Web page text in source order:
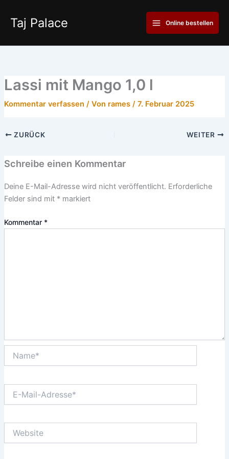
Inhalt
springen
Taj Palace
Main
Menu
Online bestellen
Lassi mit Mango 1,0 l
Kommentar verfassen / Von rames / 7. Februar 2025
ZURÜCK WEITER
Schreibe einen Kommentar
Deine E-Mail-Adresse wird nicht veröffentlicht. Erforderliche
Felder sind mit *markiert
Kommentar *
Mail-